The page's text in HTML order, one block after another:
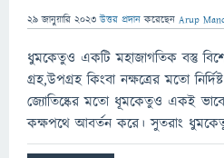
29 জানুয়ারি 2023 উত্তর প্রদান করেছেন Arup
ধুমকেতুও একটি মহাজাগতিক বস্তু
গ্রহ,উপগ্রহ কিংবা নক্ষত্রের মতো
জ্যোতিষ্কের মতো ধূমকেতুও একই ভাবে
কক্ষপথে আবর্তন করে। সুতরাং